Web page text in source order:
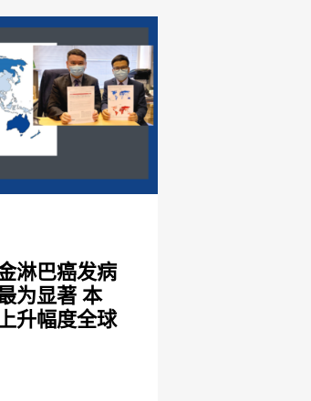
淋巴癌发病
为显著 本
升幅度全球